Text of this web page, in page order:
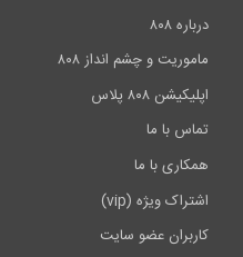
درباره ۸۰۸
ماموریت و چشم انداز ۸۰۸
اپلیکیشن ۸۰۸ پلاس
تماس با ما
همکاری با ما
اشتراک ویژه (vip)
کاربران عضو سایت